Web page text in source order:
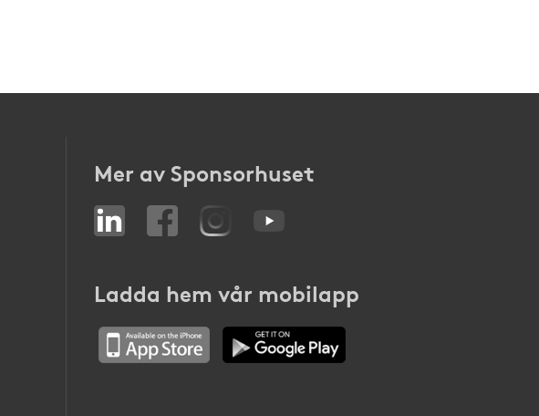
Mer av Sponsorhuset
Ladda hem vår mobilapp